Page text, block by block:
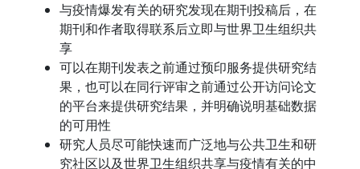
与疫情爆发有关的研究发现在期刊投稿后，在
期刊和作者取得联系后立即与世界卫生组织共
享
可以在期刊发表之前通过预印服务提供研究结
果，也可以在同行评审之前通过公开访问论文
的平台来提供研究结果，并明确说明基础数据
的可用性
研究人员尽可能快速而广泛地与公共卫生和研
究社区以及世界卫生组织共享与疫情有关的中